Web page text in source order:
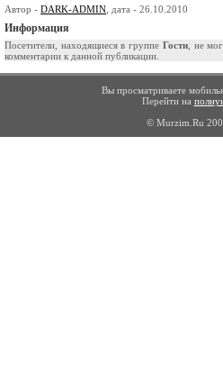
Автор - DARK-ADMIN , дата - 26.10.2010
Информация
Посетители, находящиеся в группе Гости, не
комментарии к данной публикации.
Вы просматриваете
Перейти на
© Murzim.Ru